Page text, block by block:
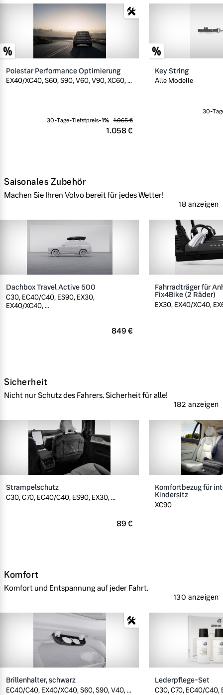
Polestar Performance Optimierung
EX40/XC40, S60, S90, V60, V90, XC60, ...
1.058 €
30-Tage-Tiefstpreis-1% 1.065 €
Key String
Alle Modelle
30-
Saisonales Zubehör
Machen Sie Ihren Volvo bereit für jedes Wetter!
18 anzeigen
Dachbox Travel Active 500
C30, EC40/C40, ES90, EX30,
EX40/XC40, ...
849 €
Fahrradträger für
Fix4Bike (2 Räder)
EX30, EX40/XC40,
Sicherheit
Nicht nur Schutz des Fahrers. Sicherheit für alle!
182 anzeigen
Strampelschutz
C30, C70, EC40/C40, ES90, EX30, ...
89 €
Komfortbezug für
Kindersitz
XC90
Komfort
Komfort und Entspannung auf jeder Fahrt.
130 anzeigen
Brillenhalter, schwarz
EC40/C40, EX40/XC40, S60, S90, V40, ...
Lederpflege-Set
C30, C70, EC40/C40,